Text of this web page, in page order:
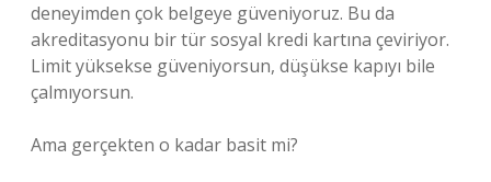
deneyimden çok belgeye güveniyoruz. Bu da
akreditasyonu bir tür sosyal kredi kartına çeviriyor.
Limit yüksekse güveniyorsun, düşükse kapıyı bile
çalmıyorsun.
Ama gerçekten o kadar basit mi?